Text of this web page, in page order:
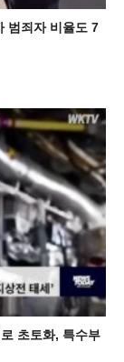
범죄자 비율도 7
초토화, 특수부